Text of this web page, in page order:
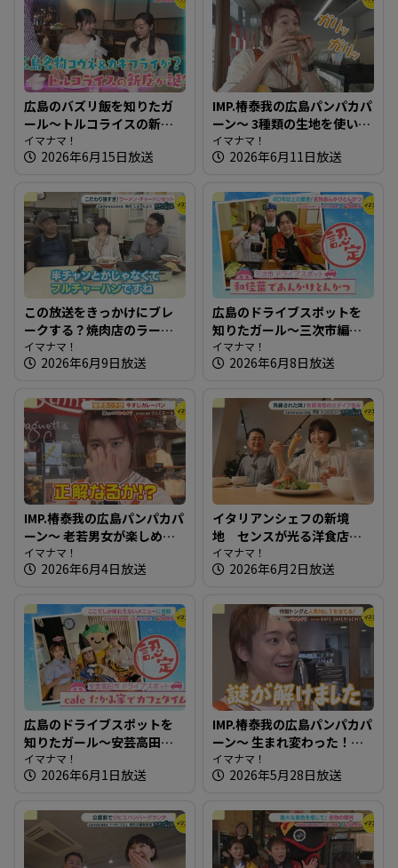
広島のバズリ飯を知りたガ
ール～トルコライスの新店
＆360度カメラ完備の最新カ
フェ 【街ネタ！知りたガー
イマナマ！
2026年6月15日放送
IMP.椿泰我の広島パンパカパ
ーン～ 3種類の生地を使い分
けるベーグル専門店
イマナマ！
2026年6月11日放送
この放送をきっかけにブレ
ークする？焼肉店のラーメ
ンチャーハンセット～焼肉
じゅうじゅう【たまにはそ
イマナマ！
2026年6月9日放送
広島のドライブスポットを
知りたガール～三次市編
【街ネタ！知りたガール】
イマナマ！
2026年6月8日放送
IMP.椿泰我の広島パンパカパ
ーン～ 老若男女が楽しめ
る！地域を照らすパン屋さ
ん
イマナマ！
2026年6月4日放送
イタリアンシェフの新境
地 センスが光る洋食店～
洋食 KOKICHI【たまにはそ
とランチ】
イマナマ！
2026年6月2日放送
広島のドライブスポットを
知りたガール～安芸高田市
編【街ネタ！知りたガー
ル】
イマナマ！
2026年6月1日放送
IMP.椿泰我の広島パンパカパ
ーン～ 生まれ変わった！？
以前もお邪魔したパン屋さ
んへ
イマナマ！
2026年5月28日放送